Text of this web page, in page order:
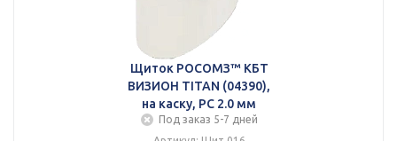
Щиток РОСОМЗ™ КБТ
ВИЗИОН TITAN (04390),
на каску, РС 2.0 мм
Под заказ 5-7 дней